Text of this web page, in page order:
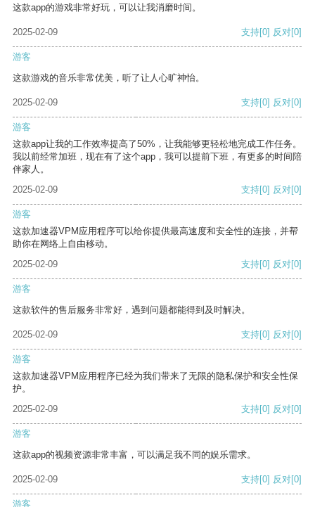
这款app的游戏非常好玩，可以让我消磨时间。
2025-02-09 支持[0] 反对[0]
游客
这款游戏的音乐非常优美，听了让人心旷神怡。
2025-02-09 支持[0] 反对[0]
游客
这款app让我的工作效率提高了50%，让我能够更轻松地完成工作任务。
我以前经常加班，现在有了这个app，我可以提前下班，有更多的时间陪
伴家人。
2025-02-09
支持[0] 反对[0]
游客
这款加速器VPM应用程序可以给你提供最高速度和安全性的连接，并帮
助你在网络上自由移动。
2025-02-09
支持[0] 反对[0]
游客
这款软件的售后服务非常好，遇到问题都能得到及时解决。
2025-02-09 支持[0] 反对[0]
游客
这款加速器VPM应用程序已经为我们带来了无限的隐私保护和安全性保
护。
2025-02-09
支持[0] 反对[0]
游客
这款app的视频资源非常丰富，可以满足我不同的娱乐需求。
2025-02-09 支持[0] 反对[0]
游客